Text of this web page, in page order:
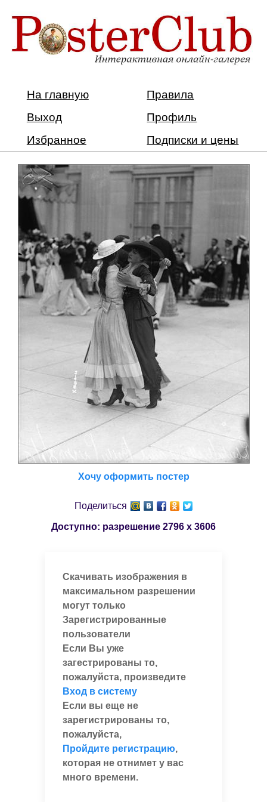
На главную
Правила
Выход
Профиль
Избранное
Подписки и цены
Хочу оформить постер
Поделиться
Доступно: разрешение 2796 x 3606
Скачивать изображения в
максимальном разрешении
могут только
Зарегистрированные
пользователи
Если Вы уже
загестрированы то,
пожалуйста, произведите
Вход в систему
Если вы еще не
зарегистрированы то,
пожалуйста,
Пройдите регистрацию,
которая не отнимет у вас
много времени.